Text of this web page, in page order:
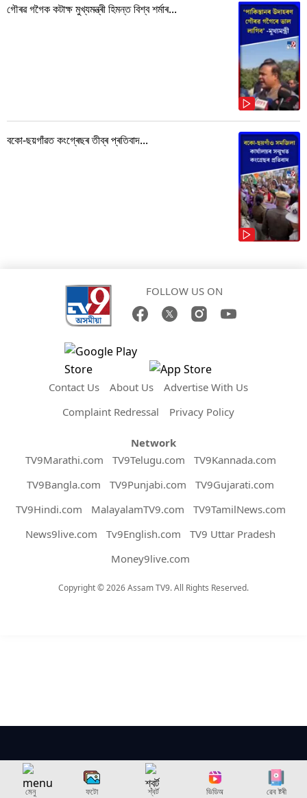
গৌৰৱ গগৈক কটাক্ষ মুখ্যমন্ত্ৰী হিমন্ত বিশ্ব শৰ্মাৰ...
বকো-ছয়গাঁৱত কংগ্ৰেছৰ তীব্ৰ প্ৰতিবাদ...
FOLLOW US ON
Contact Us About Us
Advertise With Us
Complaint Redressal
Privacy Policy
Network
TV9Marathi.com
TV9Telugu.com
TV9Kannada.com
TV9Bangla.com
TV9Punjabi.com
TV9Gujarati.com
TV9Hindi.com
MalayalamTV9.com
TV9TamilNews.com
News9live.com
Tv9English.com
TV9 Uttar Pradesh
Money9live.com
Copyright © 2026 Assam TV9. All Rights Reserved.
মেনু ফটো শ্বৰ্ট ভিডিঅ ৱেব ষ্টৰী